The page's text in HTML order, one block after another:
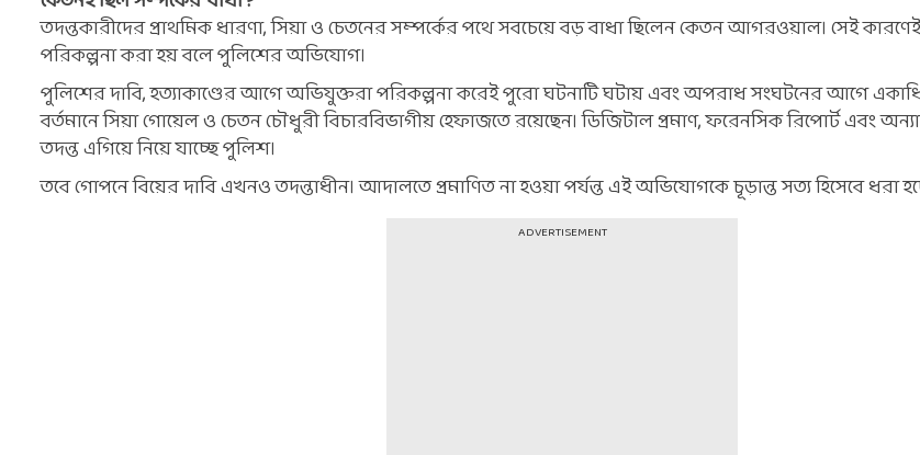
তদন্তকারীদের প্রাথমিক ধারণা, সিয়া ও চেতনের সম্পর্কের পথে সবচেয়ে বড় বাধা ছিলেন কেতন আগরওয়াল। সেই
পরিকল্পনা করা হয় বলে পুলিশের অভিযোগ।
পুলিশের দাবি, হত্যাকাণ্ডের আগে অভিযুক্তরা পরিকল্পনা করেই পুরো ঘটনাটি ঘটায় এবং অপরাধ সংঘটনের আগে
বর্তমানে সিয়া গোয়েল ও চেতন চৌধুরী বিচারবিভাগীয় হেফাজতে রয়েছেন। ডিজিটাল প্রমাণ, ফরেনসিক রিপোর্ট এবং
তদন্ত এগিয়ে নিয়ে যাচ্ছে পুলিশ।
তবে গোপনে বিয়ের দাবি এখনও তদন্তাধীন। আদালতে প্রমাণিত না হওয়া পর্যন্ত এই অভিযোগকে চূড়ান্ত সত্য হিসেবে ধরা
ADVERTISEMENT